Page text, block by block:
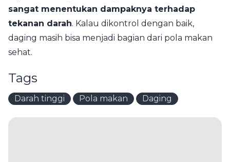
sangat menentukan dampaknya terhadap
tekanan darah. Kalau dikontrol dengan baik,
daging masih bisa menjadi bagian dari pola makan
sehat.
Tags
Darah tinggi Pola makan Daging